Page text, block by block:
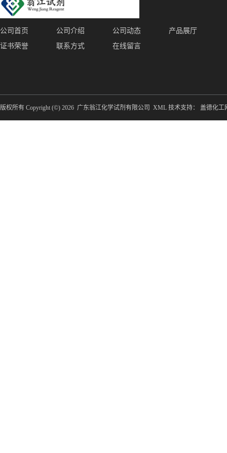
公司首页 公司介绍 公司动态
产品展厅
证书荣誉
联系方式 在线留言
版权所有 Copyright (©) 2026 广东翁江化学试剂有限公司 XML 技术支持： 盖德化工